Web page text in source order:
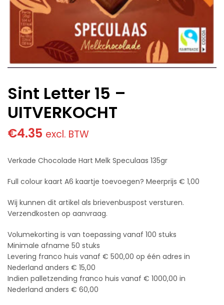
Sint Letter 15 –
UITVERKOCHT
€4.35 excl. BTW
Verkade Chocolade Hart Melk Speculaas 135gr
Full colour kaart A6 kaartje toevoegen? Meerprijs € 1,00
Wij kunnen dit artikel als brievenbuspost versturen.
Verzendkosten op aanvraag.
Volumekorting is van toepassing vanaf 100 stuks
Minimale afname 50 stuks
Levering franco huis vanaf € 500,00 op één adres in
Nederland anders € 15,00
Indien palletzending franco huis vanaf € 1000,00 in
Nederland anders € 60,00